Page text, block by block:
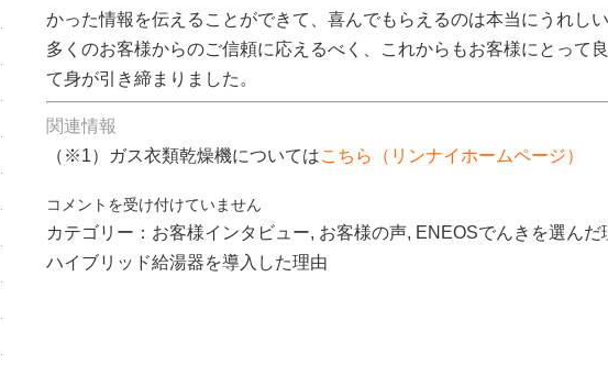
かった情報を伝えることができて、喜んでもらえるのは本当にうれしい
多くのお客様からのご信頼に応えるべく、これからもお客様にとって
て身が引き締まりました。
関連情報
（※1）ガス衣類乾燥機についてはこちら （リンナイホームページ）
お
客
コメントを受け付けていません
カテゴリー： お客様インタビュー, お客様の声, ENEOSでんきを選んだ
ハイブリッド給湯器を導入した理由